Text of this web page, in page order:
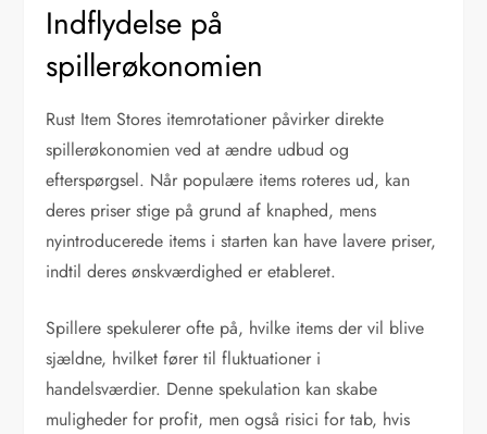
Indflydelse på
spillerøkonomien
Rust Item Stores itemrotationer påvirker direkte
spillerøkonomien ved at ændre udbud og
efterspørgsel. Når populære items roteres ud, kan
deres priser stige på grund af knaphed, mens
nyintroducerede items i starten kan have lavere priser,
indtil deres ønskværdighed er etableret.
Spillere spekulerer ofte på, hvilke items der vil blive
sjældne, hvilket fører til fluktuationer i
handelsværdier. Denne spekulation kan skabe
muligheder for profit, men også risici for tab, hvis